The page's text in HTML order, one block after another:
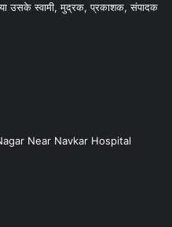
उसके स्वामी, मुद्रक, प्रकाशक, संपादक
Near Navkar Hospital